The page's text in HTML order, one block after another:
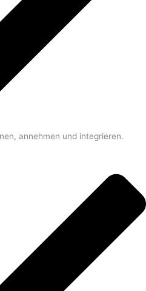
annehmen und integrieren.